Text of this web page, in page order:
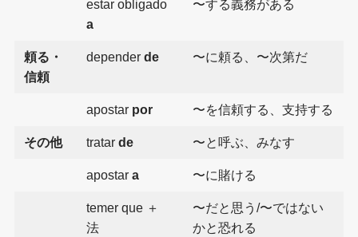
estar obligado
a
〜する義務がある
頼る・
信頼
depender de 〜に頼る、〜次第だ
apostar por 〜を信頼する、支持する
その他 tratar de 〜と呼ぶ、みなす
apostar a 〜に賭ける
temer que ＋
法
〜だと思う/〜ではない
かと恐れる